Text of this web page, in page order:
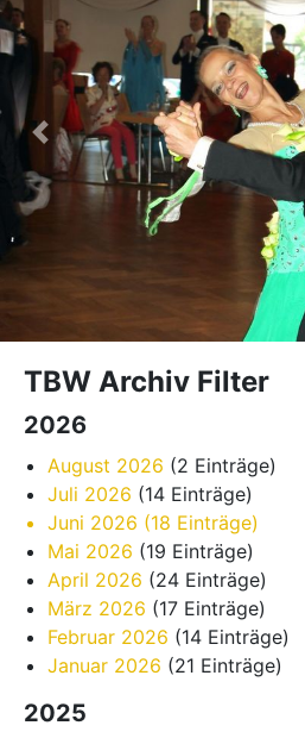
Previous
TBW Archiv Filter
2026
August 2026 (2 Einträge)
Juli 2026 (14 Einträge)
Juni 2026 (18 Einträge)
Mai 2026 (19 Einträge)
April 2026 (24 Einträge)
März 2026 (17 Einträge)
Februar 2026 (14 Einträge)
Januar 2026 (21 Einträge)
2025